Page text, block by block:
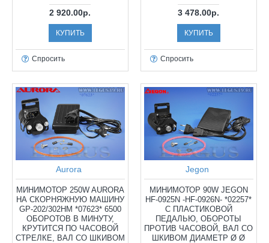
2 920.00р.
КУПИТЬ
Спросить
3 478.00р.
КУПИТЬ
Спросить
Aurora
МИНИМОТОР 250W AURORA
НА СКОРНЯЖНУЮ МАШИНУ
GP-202/302HM *07623* 6500
ОБОРОТОВ В МИНУТУ,
КРУТИТСЯ ПО ЧАСОВОЙ
СТРЕЛКЕ, ВАЛ СО ШКИВОМ
Jegon
МИНИМОТОР 90W JEGON
HF-0925N -HF-0926N- *02257*
С ПЛАСТИКОВОЙ
ПЕДАЛЬЮ, ОБОРОТЫ
ПРОТИВ ЧАСОВОЙ, ВАЛ СО
ШКИВОМ ДИАМЕТР Ø Ø